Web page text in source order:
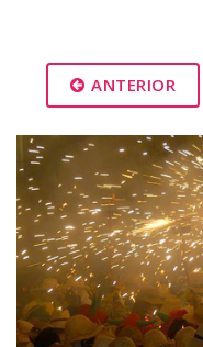
ANTERIOR